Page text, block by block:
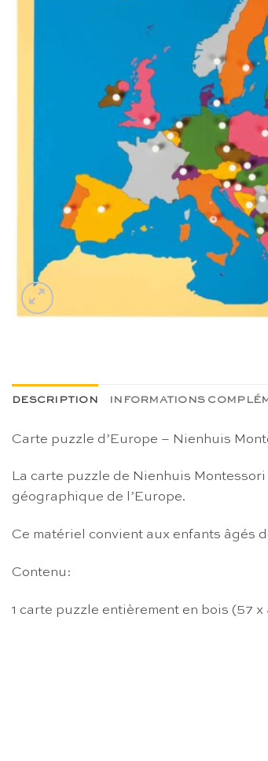
DESCRIPTION INFORMATIONS
Carte puzzle d’Europe – Nienhuis
La carte puzzle de Nienhuis
géographique de l’Europe.
Ce matériel convient aux enfants âgés
Contenu:
1 carte puzzle entièrement en bois (57 x